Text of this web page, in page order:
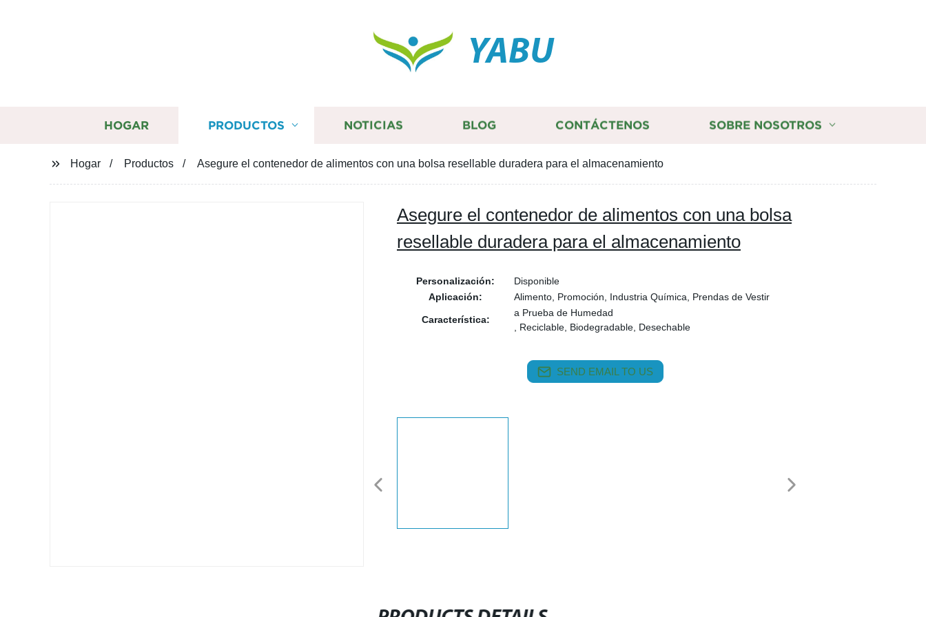
YABU
HOGAR PRODUCTOS NOTICIAS BLOG CONTÁCTENOS SOBRE NOSOTROS
Hogar Productos Asegure el contenedor de alimentos con una bolsa resellable duradera para el almacenamiento
Asegure el contenedor de alimentos con una bolsa
resellable duradera para el almacenamiento
Personalización:
Disponible
Aplicación:
Alimento, Promoción, Industria Química, Prendas de Vestir
Característica:
a Prueba de Humedad
, Reciclable, Biodegradable, Desechable
SEND EMAIL TO US